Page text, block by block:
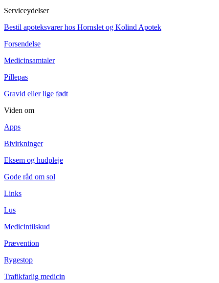
Serviceydelser
Bestil apoteksvarer hos Hornslet og Kolind Apotek
Forsendelse
Medicinsamtaler
Pillepas
Gravid eller lige født
Viden om
Apps
Bivirkninger
Eksem og hudpleje
Gode råd om sol
Links
Lus
Medicintilskud
Prævention
Rygestop
Trafikfarlig medicin